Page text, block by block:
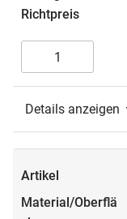
Details anzeigen